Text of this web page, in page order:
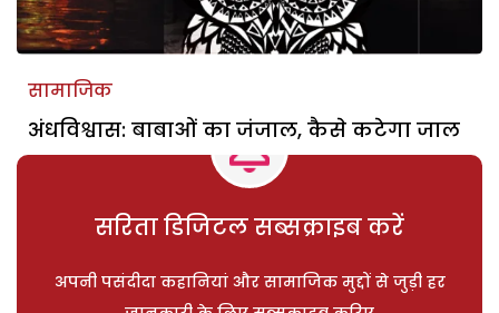
सामाजिक
अंधविश्वास: बाबाओं का जंजाल, कैसे कटेगा जाल
सरिता डिजिटल सब्सक्राइब करें
अपनी पसंदीदा कहानियां और सामाजिक मुद्दों से जुड़ी हर